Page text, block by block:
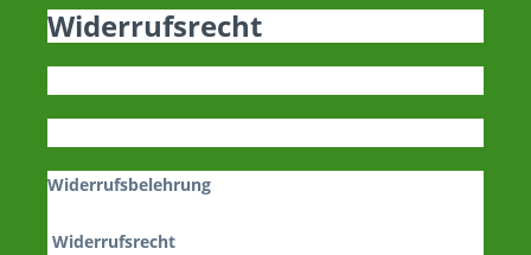
Widerrufsrecht
Widerrufsbelehrung
Widerrufsrecht